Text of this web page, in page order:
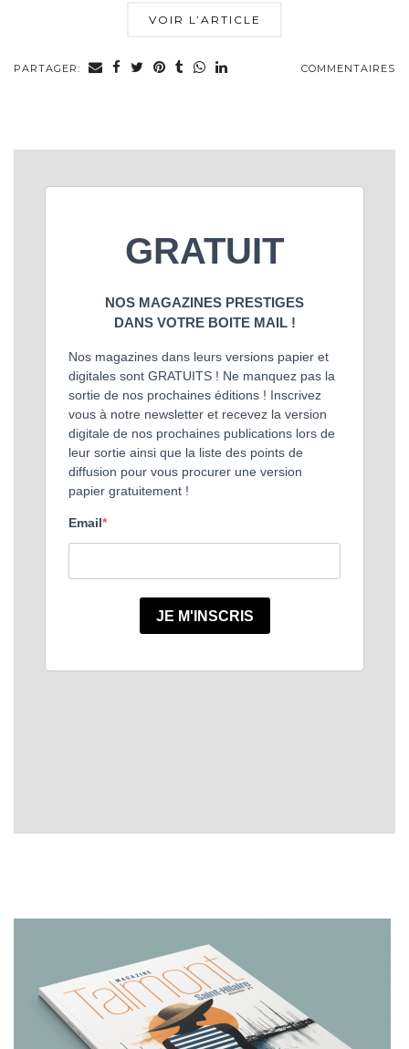
VOIR L’ARTICLE
PARTAGER: COMMENTAIRES